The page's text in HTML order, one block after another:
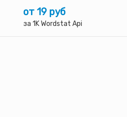
от 19 руб
за 1K Wordstat Api